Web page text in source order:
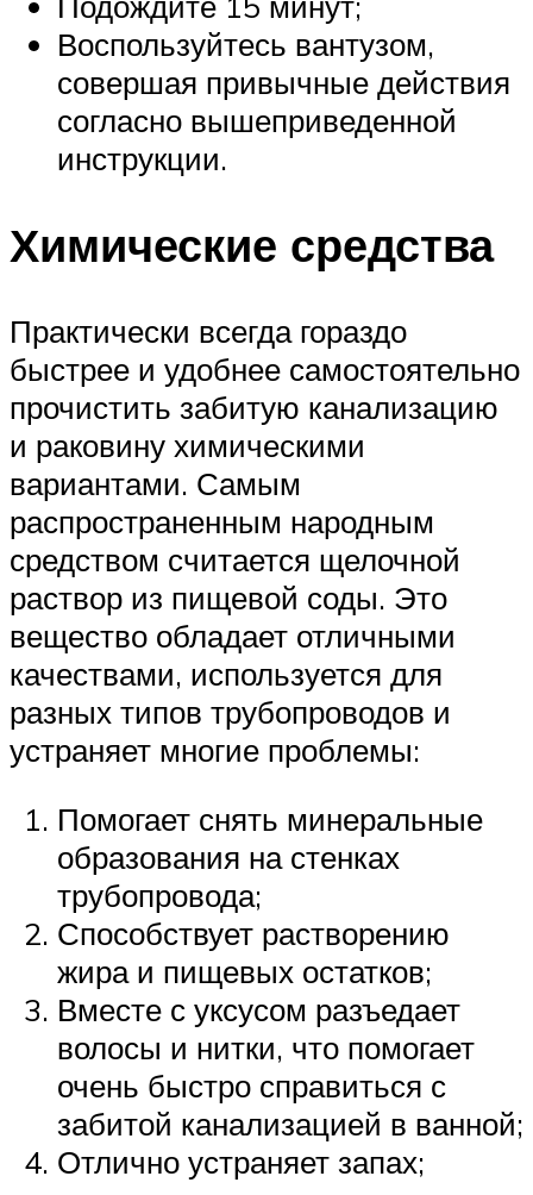
Воспользуйтесь вантузом,
совершая привычные действия
согласно вышеприведенной
инструкции.
Химические средства
Практически всегда гораздо
быстрее и удобнее самостоятельно
прочистить забитую канализацию
и раковину химическими
вариантами. Самым
распространенным народным
средством считается щелочной
раствор из пищевой соды. Это
вещество обладает отличными
качествами, используется для
разных типов трубопроводов и
устраняет многие проблемы:
Помогает снять минеральные
образования на стенках
трубопровода;
Способствует растворению
жира и пищевых остатков;
Вместе с уксусом разъедает
волосы и нитки, что помогает
очень быстро справиться с
забитой канализацией в ванной;
Отлично устраняет запах;